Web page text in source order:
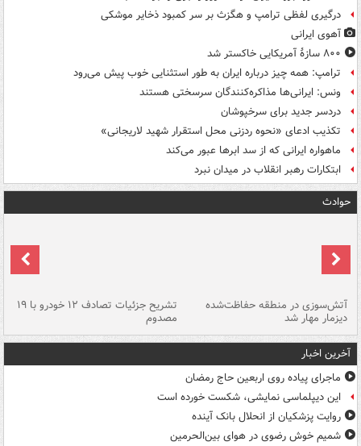
درگیری لفظی ترامپ و هگزث بر سر کمبود ذخایر موشکی
آهوی ایرانی
۸۰۰ سازۀ آمریکایی خاکستر شد
ترامپ: همه چیز درباره ایران به طور استثنایی خوب پیش می‌رود
ونس: ایرانی‌ها مذاکره‌کنندگان سرسختی هستند
دردسر جدید برای سرخپوشان
تکذیب ادعای «نحوه ردزنی محل استقرار شهید لاریجانی»
ماهواره ایرانی که از سد ابرها عبور می‌کند
ابتکارات رهبر انقلاب در میدان نبرد
حوادث
آتش‌سوزی در منطقه حفاظت‌شده
دیزمار مهار شد
تشریح جزئیات تصادف ۱۲ خودرو با ۱۹
مصدوم
آخرین اخبار
ماجرای پیاده روی اربعین حاج رمضان
این دیپلماسی نمایشی، شکست خورده است
روایت پزشکیان از انحلال بانک آینده
شمیم خوش رضوی در هوای بین‌الحرمین